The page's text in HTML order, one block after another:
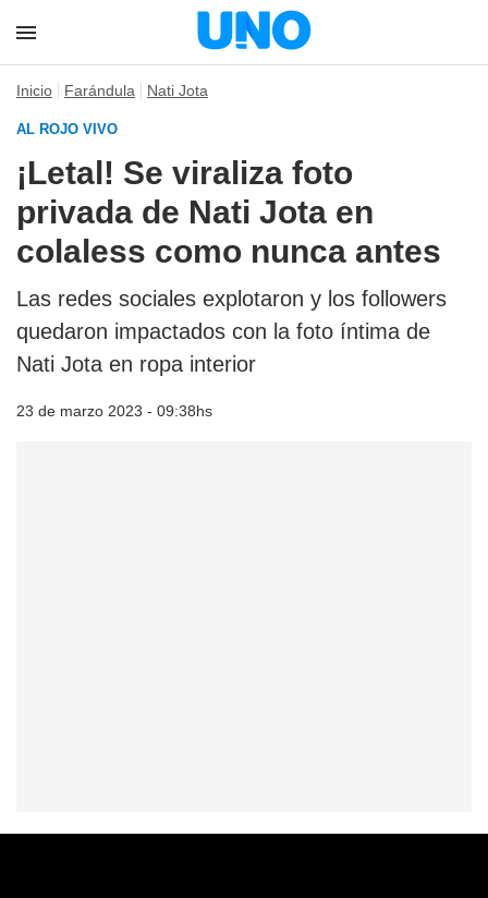
Inicio Farándula Nati Jota
AL ROJO VIVO
¡Letal! Se viraliza foto
privada de Nati Jota en
colaless como nunca antes
Las redes sociales explotaron y los followers
quedaron impactados con la foto íntima de
Nati Jota en ropa interior
23 de marzo 2023 - 09:38hs